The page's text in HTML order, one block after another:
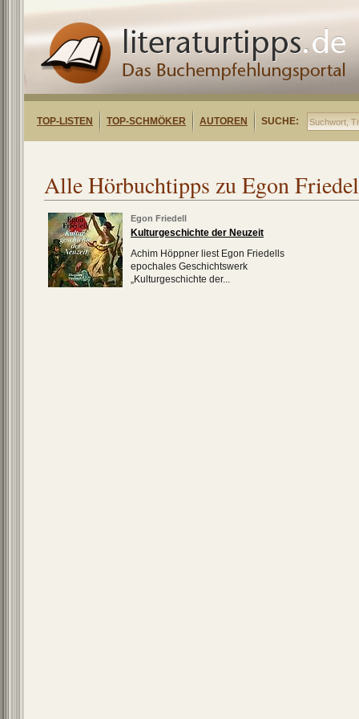
TOP-LISTEN TOP-SCHMÖKER AUTOREN SUCHE:
Alle Hörbuchtipps zu Egon
Egon Friedell
Kulturgeschichte der Neuzeit
Achim Höppner liest Egon Friedells
epochales Geschichtswerk
„Kulturgeschichte der...